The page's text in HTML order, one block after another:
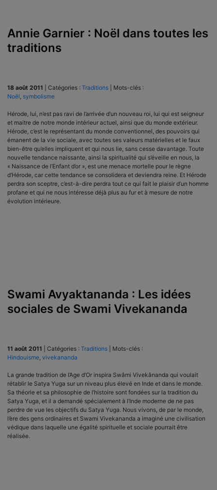
Annie Garnier : Noël dans toutes les
traditions
18 août 2011 Catégories : Traditions
Mots-clés :
Noël, symbolisme
Hérode, lui, n’est pas ravi de l’arrivée d’un nouveau roi, lui qui est seigneur
et maitre de notre monde intérieur actuel, ainsi que du monde extérieur.
Hérode, c’est le représentant du monde conventionnel, des pouvoirs qui
émanent de la vie sociale, avec toutes ses valeurs matérielles et le faux
bien-être qu’elles impliquent et qui nous lie, sans cesse davantage. Toute
nouvelle tendance naissante, ainsi la spiritualité qui s’éveille en nous, la
« Naissance de l’Enfant d’or », est une menace mortelle pour le règne
d’Hérode, car cette tendance se consolidera et deviendra reine. Et Hérode
perdra son sceptre, c’est-à-dire perdra tout ce qui fait le plaisir d’un homme
profane et qui ne nous intéresse déjà plus au fur et à mesure de notre
évolution intérieure.
Swami Avyaktananda : Les idées
sociales de Swami Vivekananda
11 août 2011 Catégories : Traditions
Mots-clés :
Hindouisme, vivekananda
La grande tradition de l’Age d’Or inspira Swâmi Vivekânanda qui voulait
rétablir le Satya Yuga sur un niveau plus élevé en Inde et dans le monde.
Sa théorie et sa philosophie de l’histoire sont fondées sur la tradition du
Satya Yuga, et il a demandé spécialement à l’Inde moderne de ne pas
perdre de vue les objectifs du Satya Yuga. Nous vivons, de par le monde,
l’ère des gens ordinaires et Swami Vivekananda a imaginé une civilisation
védique dans laquelle une égalité spirituelle et sociale pourrait être
réalisée.